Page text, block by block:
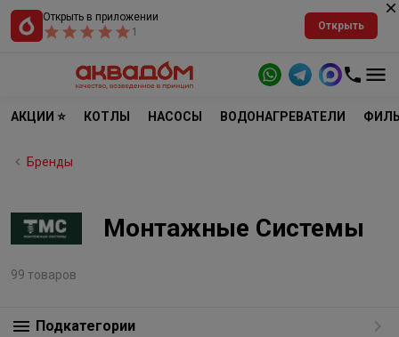
Открыть в приложении
1
Открыть
АКЦИИ ⭐ КОТЛЫ НАСОСЫ ВОДОНАГРЕВАТЕЛИ
Бренды
Монтажные Системы
99 товаров
Подкатегории